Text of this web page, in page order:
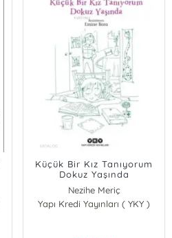
Küçük Bir Kız Tanıyorum
Dokuz Yaşında
Nezihe Meriç
Yapı Kredi Yayınları ( YKY )